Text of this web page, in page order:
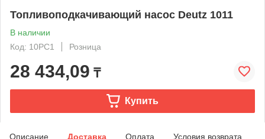
Топливоподкачивающий насос Deutz 1011
В наличии
Код: 10PC1
Розница
28 434,09 ₸
Купить
Описание Доставка Оплата Условия возврата